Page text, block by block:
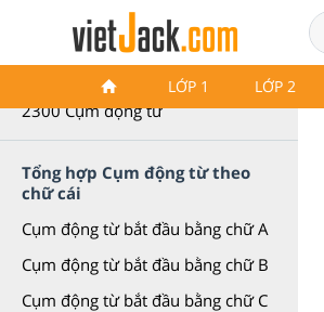
LỚP 1 LỚP 2
Cụm động từ (Phrasal Verb)
2300 Cụm động từ
Tổng hợp Cụm động từ theo
chữ cái
Cụm động từ bắt đầu bằng chữ A
Cụm động từ bắt đầu bằng chữ B
Cụm động từ bắt đầu bằng chữ C